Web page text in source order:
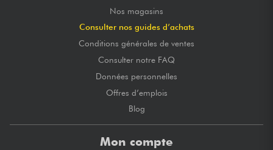
Nos magasins
Consulter nos guides d’achats
Conditions générales de ventes
Consulter notre FAQ
Données personnelles
Offres d’emplois
Blog
Mon compte